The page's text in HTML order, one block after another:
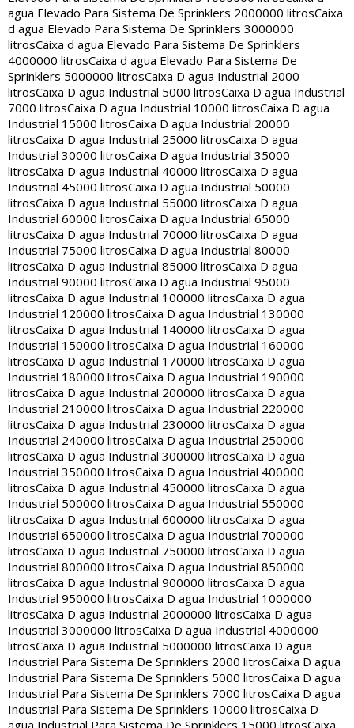
agua Elevado Para Sistema De Sprinklers 2000000 litrosCaixa
d agua Elevado Para Sistema De Sprinklers 3000000
litrosCaixa d agua Elevado Para Sistema De Sprinklers
4000000 litrosCaixa d agua Elevado Para Sistema De
Sprinklers 5000000 litrosCaixa D agua Industrial 2000
litrosCaixa D agua Industrial 5000 litrosCaixa D agua Industrial
7000 litrosCaixa D agua Industrial 10000 litrosCaixa D agua
Industrial 15000 litrosCaixa D agua Industrial 20000
litrosCaixa D agua Industrial 25000 litrosCaixa D agua
Industrial 30000 litrosCaixa D agua Industrial 35000
litrosCaixa D agua Industrial 40000 litrosCaixa D agua
Industrial 45000 litrosCaixa D agua Industrial 50000
litrosCaixa D agua Industrial 55000 litrosCaixa D agua
Industrial 60000 litrosCaixa D agua Industrial 65000
litrosCaixa D agua Industrial 70000 litrosCaixa D agua
Industrial 75000 litrosCaixa D agua Industrial 80000
litrosCaixa D agua Industrial 85000 litrosCaixa D agua
Industrial 90000 litrosCaixa D agua Industrial 95000
litrosCaixa D agua Industrial 100000 litrosCaixa D agua
Industrial 120000 litrosCaixa D agua Industrial 130000
litrosCaixa D agua Industrial 140000 litrosCaixa D agua
Industrial 150000 litrosCaixa D agua Industrial 160000
litrosCaixa D agua Industrial 170000 litrosCaixa D agua
Industrial 180000 litrosCaixa D agua Industrial 190000
litrosCaixa D agua Industrial 200000 litrosCaixa D agua
Industrial 210000 litrosCaixa D agua Industrial 220000
litrosCaixa D agua Industrial 230000 litrosCaixa D agua
Industrial 240000 litrosCaixa D agua Industrial 250000
litrosCaixa D agua Industrial 300000 litrosCaixa D agua
Industrial 350000 litrosCaixa D agua Industrial 400000
litrosCaixa D agua Industrial 450000 litrosCaixa D agua
Industrial 500000 litrosCaixa D agua Industrial 550000
litrosCaixa D agua Industrial 600000 litrosCaixa D agua
Industrial 650000 litrosCaixa D agua Industrial 700000
litrosCaixa D agua Industrial 750000 litrosCaixa D agua
Industrial 800000 litrosCaixa D agua Industrial 850000
litrosCaixa D agua Industrial 900000 litrosCaixa D agua
Industrial 950000 litrosCaixa D agua Industrial 1000000
litrosCaixa D agua Industrial 2000000 litrosCaixa D agua
Industrial 3000000 litrosCaixa D agua Industrial 4000000
litrosCaixa D agua Industrial 5000000 litrosCaixa D agua
Industrial Para Sistema De Sprinklers 2000 litrosCaixa D agua
Industrial Para Sistema De Sprinklers 5000 litrosCaixa D agua
Industrial Para Sistema De Sprinklers 7000 litrosCaixa D agua
Industrial Para Sistema De Sprinklers 10000 litrosCaixa D